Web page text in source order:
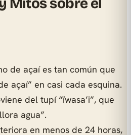
Mitos sobre el
de açaí es tan común que
açaí” en casi cada esquina.
del tupí “ïwasa’i”, que
agua”.
en menos de 24 horas,